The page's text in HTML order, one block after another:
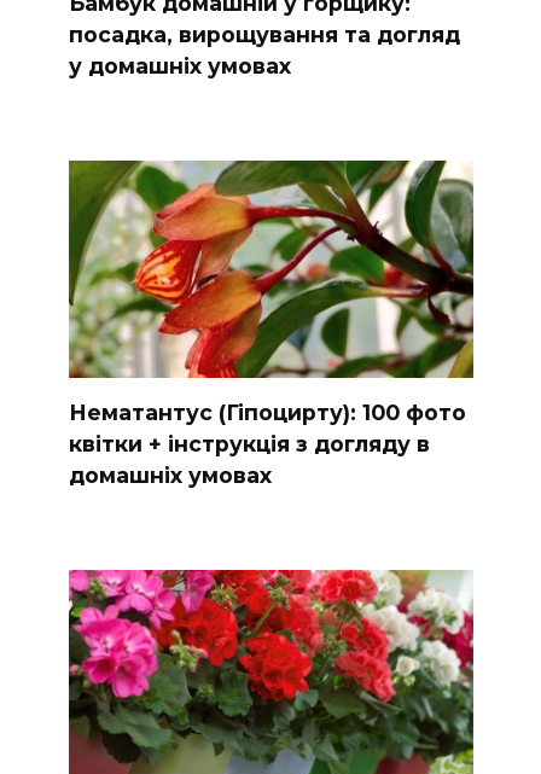
посадка, вирощування та догляд
у домашніх умовах
Нематантус (Гіпоцирту): 100 фото
квітки + інструкція з догляду в
домашніх умовах